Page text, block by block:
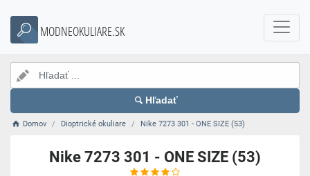
MODNEOKULIARE.SK
Hľadať
Domov Dioptrické okuliare Nike 7273 301 - ONE SIZE (53)
Nike 7273 301 - ONE SIZE (53)